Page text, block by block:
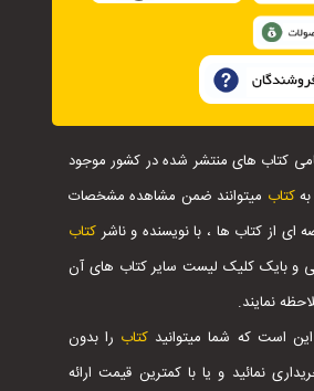
کتاب های منتشر شده در کشور موجود
بهکتاب میتوانند ضمن مشاهده مشخصات
ای از کتاب ها ، با نویسنده و ناشر کتاب
و بایک کلیک لیست سایر کتاب های آن
نمایند.
این است که شما میتوانید کتاب را بدون
نمائید و یا با کمترین قیمت ارائه